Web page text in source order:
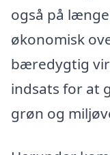
også på
økonomisk
bæredygtig
indsats for at
grøn og